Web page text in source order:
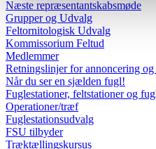
Næste repræsentantskabsmøde
Grupper og Udvalg
Feltornitologisk Udvalg
Kommissorium Feltud
Medlemmer
Retningslinjer for annoncering
Når du ser en sjælden fugl!
Fuglestationer, feltstationer og
Operationer/træf
Fuglestationsudvalg
FSU tilbyder
Træktællingskursus